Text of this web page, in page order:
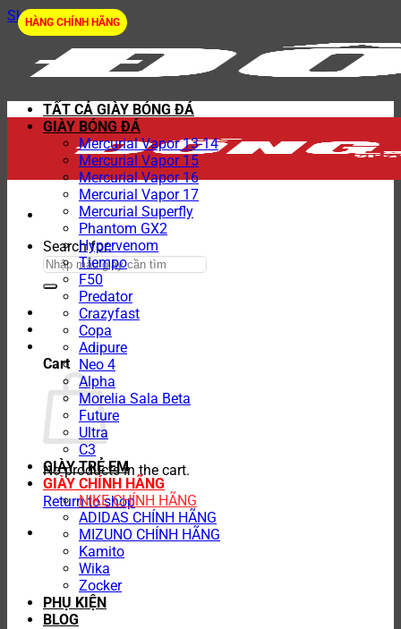
Skip to content
Search for:
Cart
No products in the cart.
Return to shop
TẤT CẢ GIÀY BÓNG ĐÁ
GIÀY BÓNG ĐÁ
Mercurial Vapor 13-14
Mercurial Vapor 15
Mercurial Vapor 16
Mercurial Vapor 17
Mercurial Superfly
Phantom GX2
Hypervenom
Tiempo
F50
Predator
Crazyfast
Copa
Adipure
Neo 4
Alpha
Morelia Sala Beta
Future
Ultra
C3
GIÀY TRẺ EM
GIÀY CHÍNH HÃNG
NIKE CHÍNH HÃNG
ADIDAS CHÍNH HÃNG
MIZUNO CHÍNH HÃNG
Kamito
Wika
Zocker
PHỤ KIỆN
BLOG
HÀNG CHÍNH HÃNG